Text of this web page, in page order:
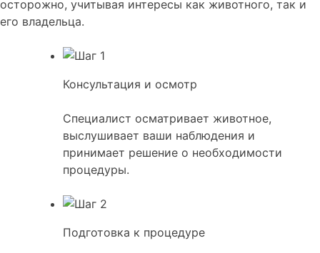
осторожно, учитывая интересы как животного, так и
его владельца.
Консультация и осмотр
Специалист осматривает животное,
выслушивает ваши наблюдения и
принимает решение о необходимости
процедуры.
Подготовка к процедуре